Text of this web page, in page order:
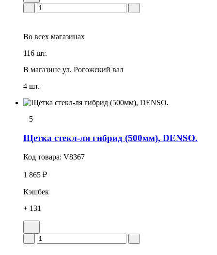
Во всех магазинах
116 шт.
В магазине ул. Рогожский вал
4 шт.
5
Щетка стекл-ля гибрид (500мм), DENSO.
Код товара: V8367
1 865 ₽
Кэшбек
+ 131